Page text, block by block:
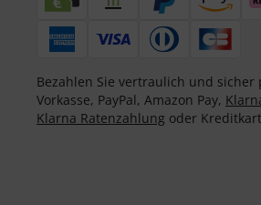
Bezahlen Sie vertraulich und sicher
Vorkasse, PayPal, Amazon Pay,
Klarna Ratenzahlung oder